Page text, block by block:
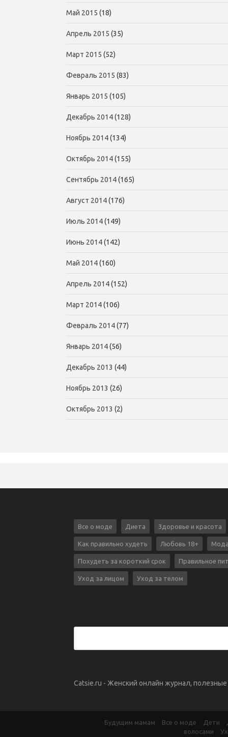
Май 2015 (18)
Апрель 2015 (35)
Март 2015 (52)
Февраль 2015 (83)
Январь 2015 (105)
Декабрь 2014(128)
Ноябрь 2014(134)
Октябрь 2014(155)
Сентябрь 2014(165)
Август 2014(176)
Июль 2014(149)
Июнь 2014(142)
Май 2014(160)
Апрель 2014(152)
Март 2014(106)
Февраль 2014(77)
Январь 2014(56)
Декабрь 2013 (44)
Ноябрь 2013 (26)
Октябрь 2013 (2)
Все о моде Диета Здоровье и красота
Как правильно худеть Любовь 18+
Похудеть за короткий срок Правильное
Уход за лицом Уход за телом
Catsie.ru - Женский онлайн журнал,
Будущим мамам Все о моде Дети
волосами